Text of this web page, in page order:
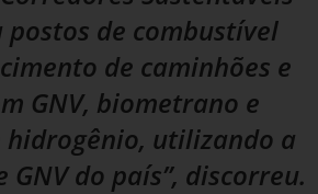
de combustível
de caminhões e
GNV, biometrano e
utilizando a
do país”, discorreu.